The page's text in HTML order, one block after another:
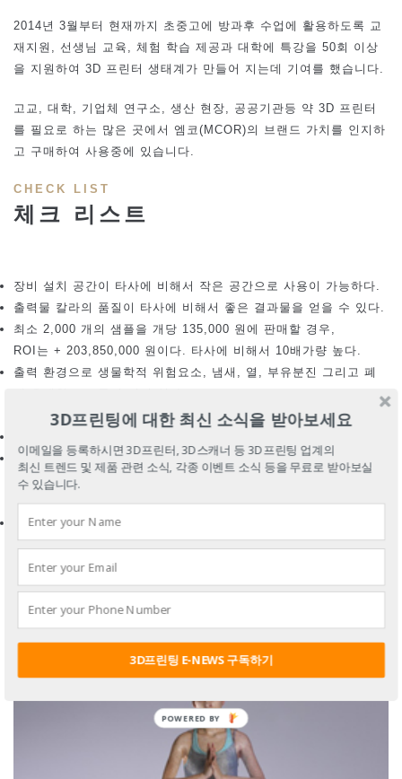
2014년 3월부터 현재까지 초중고에 방과후 수업에 활용하도록 교
재지원, 선생님 교육, 체험 학습 제공과 대학에 특강을 50회 이상
을 지원하여 3D 프린터 생태계가 만들어 지는데 기여를 했습니다.
고교, 대학, 기업체 연구소, 생산 현장, 공공기관등 약 3D 프린터
를 필요로 하는 많은 곳에서 엠코(MCOR)의 브랜드 가치를 인지하
고 구매하여 사용중에 있습니다.
CHECK LIST
체크 리스트
장비 설치 공간이 타사에 비해서 작은 공간으로 사용이 가능하다.
출력물 칼라의 품질이 타사에 비해서 좋은 결과물을 얻을 수 있다.
최소 2,000 개의 샘플을 개당 135,000 원에 판매할 경우,
ROI는 + 203,850,000 원이다. 타사에 비해서 10배가량 높다.
출력 환경으로 생물학적 위험요소, 냄새, 열, 부유분진 그리고 폐
사무실에서 사용 가능한 시스템이다.
사용중 교육지원, 작동방법, A/S등을 필요로 할때, 1시간 거리의
한국 총판인 ㈜영일교육시스템과 지역 대리점으로부터 A/S를 쉽
서울 성수동에 위치한 ㈜영일교육시스템의 엠코 교육센터와 지역
3D 캐드 작성법을 무료로 받을수있다. www.color3dp.co.kr의 체
험학습 신청을 하면 된다.
3D프린팅에 대한 최신 소식을 받아보세요
이메일을 등록하시면 3D프린터, 3D스캐너 등 3D프린팅 업계의
최신 트렌드 및 제품 관련 소식, 각종 이벤트 소식 등을 무료로 받아보실
수 있습니다.
3D프린팅 E-NEWS 구독하기